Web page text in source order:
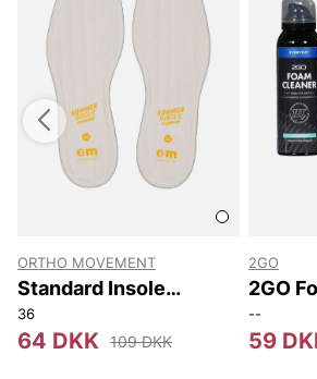
ORTHO MOVEMENT
Standard Insole
Summer
36
64 DKK 109 DKK
2GO
2GO
--
59